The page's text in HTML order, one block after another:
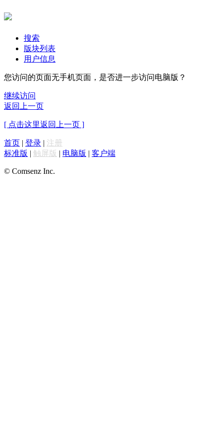
搜索
版块列表
用户信息
您访问的页面无手机页面，是否进一步访问电脑版？
继续访问
返回上一页
[ 点击这里返回上一页 ]
首页 | 登录 | 注册
标准版 | 触屏版 | 电脑版 | 客户端
© Comsenz Inc.